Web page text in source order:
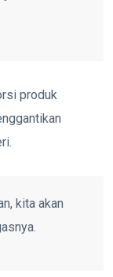
produk
kita akan